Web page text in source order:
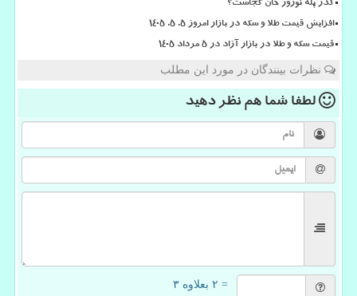
گذر پله نوروز خان کجاست؟
افزایش قیمت طلا و سکه در بازار امروز ۵. ۵. ۱۴۰۵
قیمت سکه و طلا در بازار آزاد در ۵ مرداد ۱۴۰۵
نظرات بینندگان در مورد این مطلب
لطفا شما همنظر دهید
= ۲ بعلاوه ۳